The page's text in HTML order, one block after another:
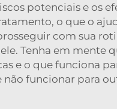
potenciais e os
o que o
com sua
Tenha em mente
e o que funciona
não funcionar para